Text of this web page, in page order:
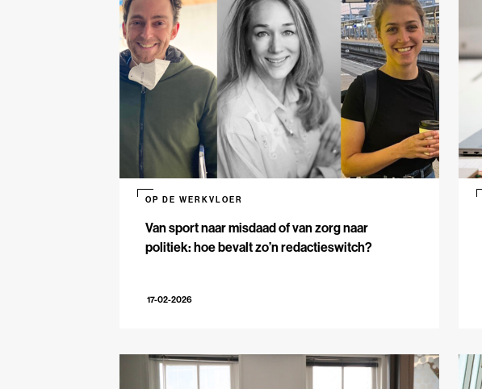
Van sport naar misdaad of van zorg naar
politiek: hoe bevalt zo’n redactieswitch?
OP DE WERKVLOER
17-02-2026